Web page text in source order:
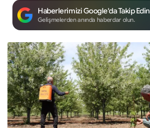
Haberlerimizi Google'da Takip Edin
Gelişmelerden anında haberdar olun.